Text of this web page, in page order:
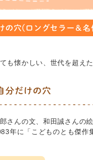
の穴(ロングセラー＆
も懐かしい、世代を超え
分だけの穴
さんの文、和田誠さんの
年に「こどものとも傑